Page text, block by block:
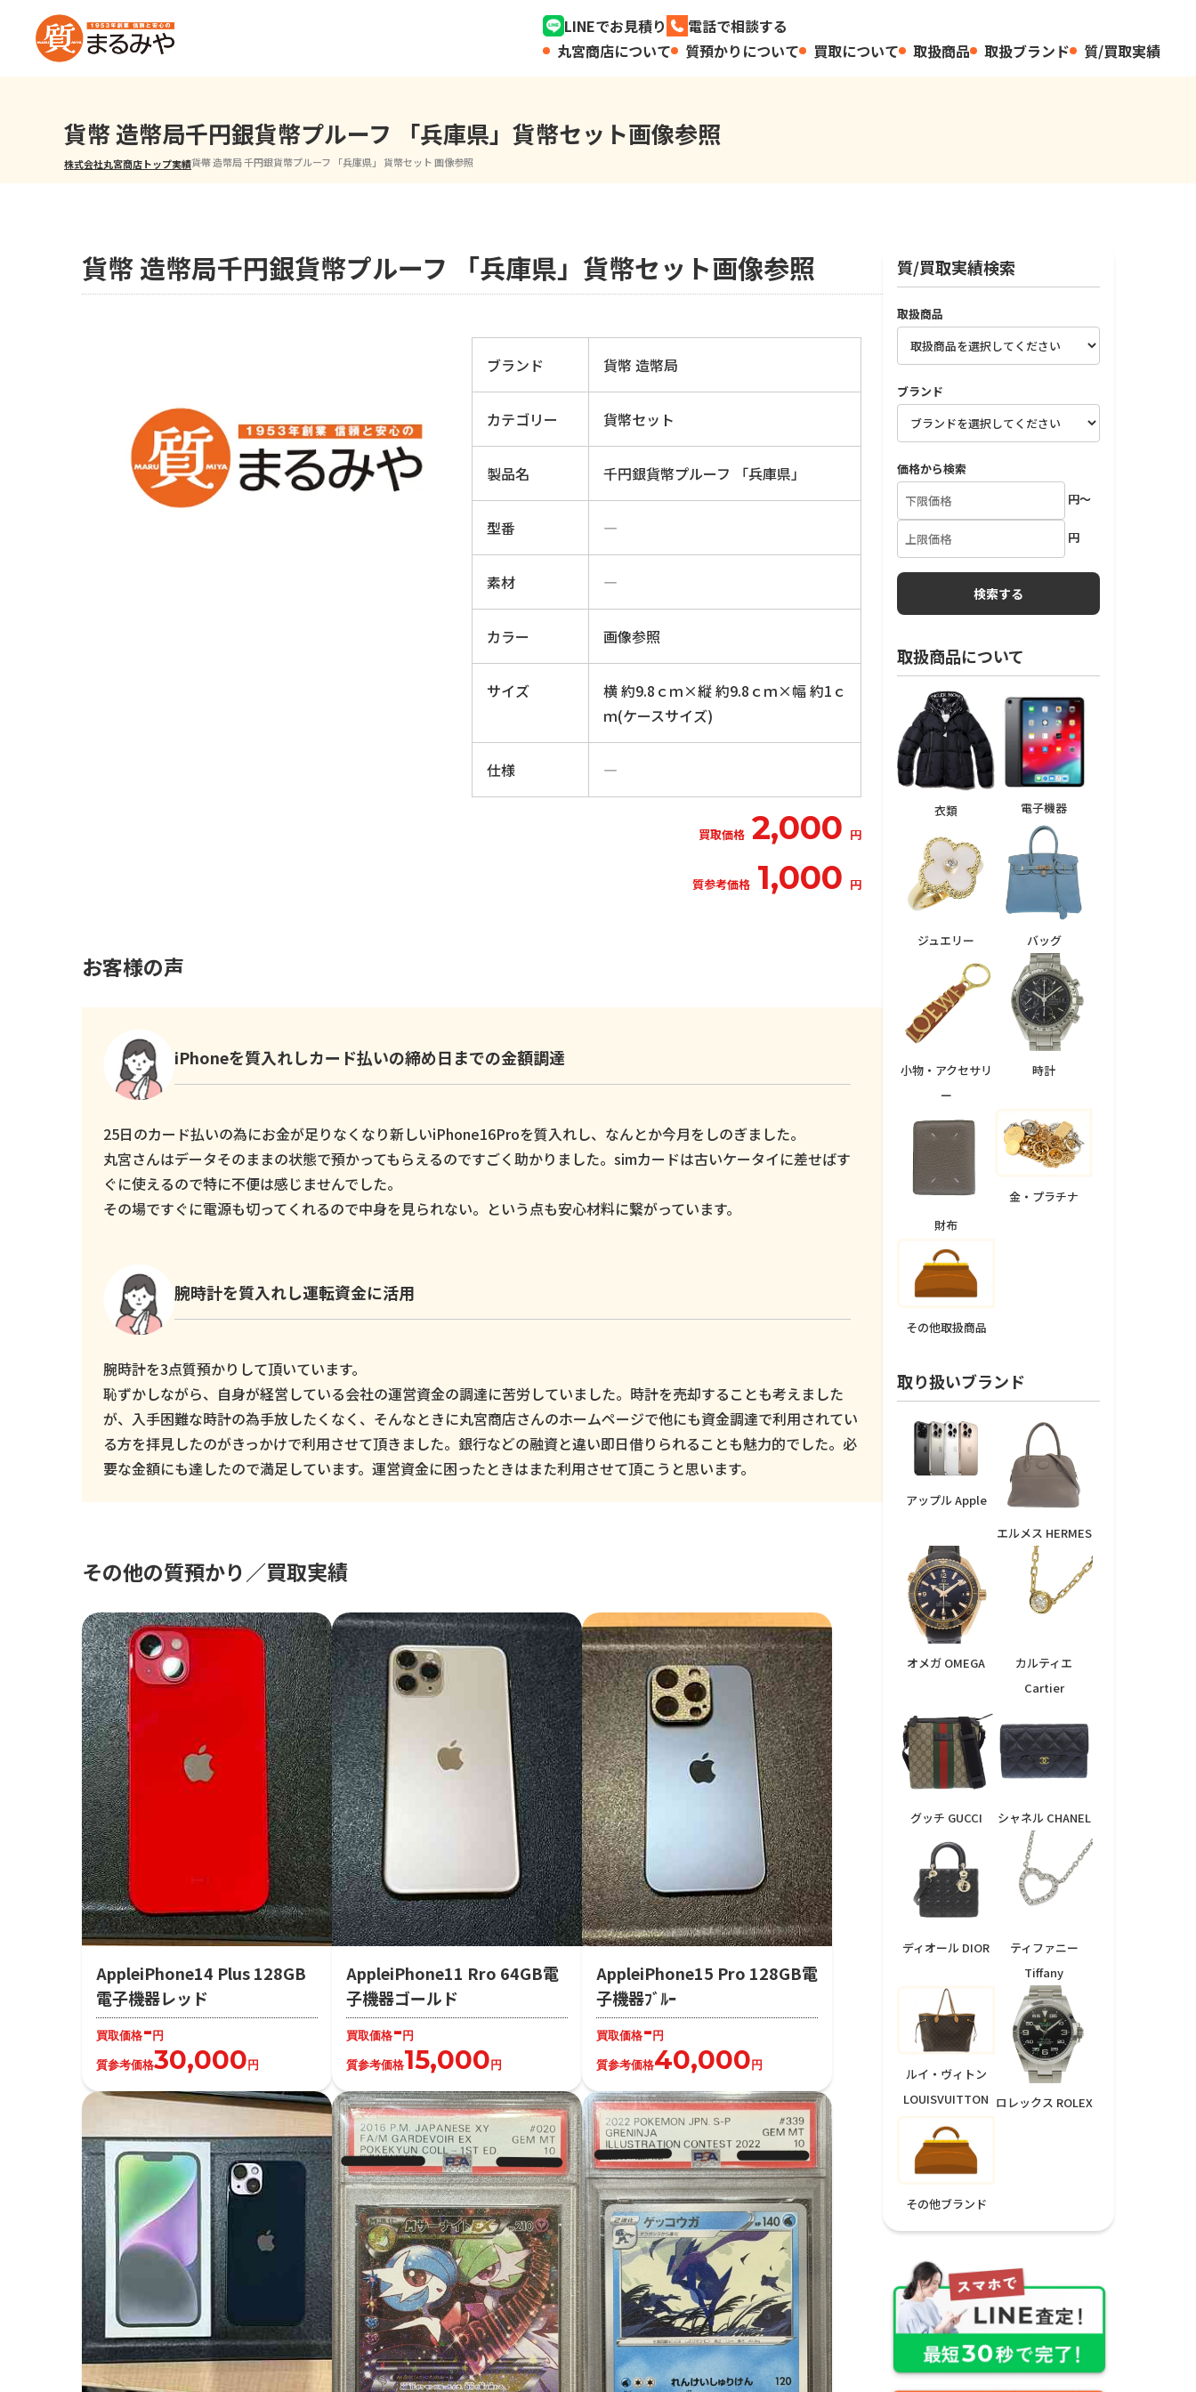
LINEでお見積り
電話で相談する
丸宮商店について
質預かりについて 買取について 取扱商品 取扱ブランド 質/買取実績
貨幣 造幣局千円銀貨幣プルーフ 「兵庫県」貨幣セット画像参照
株式会社丸宮商店トップ⁩実績貨幣 造幣局 千円銀貨幣プルーフ 「兵庫県」 貨幣セット 画像参照
貨幣 造幣局千円銀貨幣プルーフ 「兵庫県」貨幣セット画像参照
ブランド 貨幣 造幣局
カテゴリー 貨幣セット
製品名 千円銀貨幣プルーフ 「兵庫県」
型番 ―
素材 ―
カラー 画像参照
サイズ
横 約9.8ｃｍ×縦 約9.8ｃｍ×幅 約1ｃ
ｍ(ケースサイズ)
仕様 ―
買取価格 2,000 円
質参考価格 1,000 円
お客様の声
iPhoneを質入れしカード払いの締め日までの金額調達
25日のカード払いの為にお金が足りなくなり新しいiPhone16Proを質入れし、なんとか今月をしのぎました。
丸宮さんはデータそのままの状態で預かってもらえるのですごく助かりました。simカードは古いケータイに差せばす
ぐに使えるので特に不便は感じませんでした。
その場ですぐに電源も切ってくれるので中身を見られない。という点も安心材料に繋がっています。
腕時計を質入れし運転資金に活用
腕時計を3点質預かりして頂いています。
恥ずかしながら、自身が経営している会社の運営資金の調達に苦労していました。時計を売却することも考えました
が、入手困難な時計の為手放したくなく、そんなときに丸宮商店さんのホームページで他にも資金調達で利用されてい
る方を拝見したのがきっかけで利用させて頂きました。銀行などの融資と違い即日借りられることも魅力的でした。必
要な金額にも達したので満足しています。運営資金に困ったときはまた利用させて頂こうと思います。
その他の質預かり／買取実績
AppleiPhone14 Plus 128GB
電子機器レッド
買取価格-円
質参考価格30,000円
AppleiPhone11 Rro 64GB電
子機器ゴールド
買取価格-円
質参考価格15,000円
AppleiPhone15 Pro 128GB電
子機器ﾌﾞﾙｰ
買取価格-円
質参考価格40,000円
質/買取実績検索
取扱商品
ブランド
価格から検索
円～
円
取扱商品について
衣類 電子機器
ジュエリー バッグ
小物・アクセサリ
ー
時計
財布
金・プラチナ
その他取扱商品
取り扱いブランド
アップル Apple
エルメス HERMES
オメガ OMEGA
カルティエ
Cartier
グッチ GUCCI シャネル CHANEL
ディオール DIOR
ティファニー
Tiffany
ルイ・ヴィトン
LOUISVUITTON ロレックス ROLEX
その他ブランド